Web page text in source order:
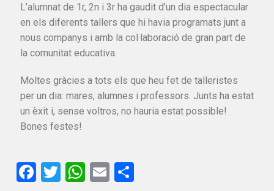
L’alumnat de 1r, 2n i 3r ha gaudit d’un dia espectacular
en els diferents tallers que hi havia programats junt a
nous companys i amb la col·laboració de gran part de
la comunitat educativa.
Moltes gràcies a tots els que heu fet de talleristes
per un dia: mares, alumnes i professors. Junts ha estat
un èxit i, sense voltros, no hauria estat possible!
Bones festes!
Facebook
Twitter
WhatsApp
Email